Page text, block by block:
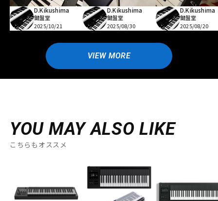
D.Kikushima
鍵盤堂
2025/10/21
D.Kikushima
鍵盤堂
2025/08/30
D.Kikushima
鍵盤堂
2025/08/20
VIEW MORE
YOU MAY ALSO LIKE
こちらもオススメ